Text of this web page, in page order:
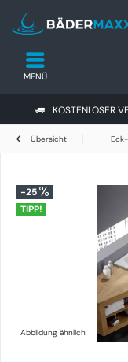
KOSTENLOSER
MENÜ
Übersicht
-25
TIPP!
Abbildung ähnlich